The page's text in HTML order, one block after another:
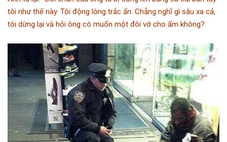
tôi như thế này. Tôi động lòng trắc ẩn. Chẳng nghĩ gì sâu xa cả,
tôi dừng lại và hỏi ông có muốn một đôi vớ cho ấm không?